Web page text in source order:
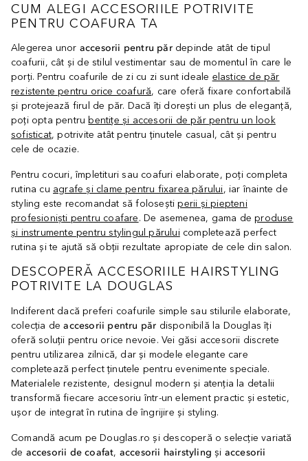
CUM ALEGI ACCESORIILE POTRIVITE
PENTRU COAFURA TA
Alegerea unor accesorii pentru părdepinde atât de tipul
coafurii, cât și de stilul vestimentar sau de momentul în care le
porți. Pentru coafurile de zi cu zi sunt ideale elastice de păr
rezistente pentru orice coafură, care oferă fixare confortabilă
și protejează firul de păr. Dacă îți dorești un plus de eleganță,
poți opta pentrubentițe și accesorii de păr pentru un look
sofisticat, potrivite atât pentru ținutele casual, cât și pentru
cele de ocazie.
Pentru cocuri, împletituri sau coafuri elaborate, poți completa
rutina cu agrafe și clame pentru fixarea părului, iar înainte de
styling este recomandat să foloseștiperii și piepteni
profesioniști pentru coafare. De asemenea, gama deproduse
și instrumente pentru stylingul păruluicompletează perfect
rutina și te ajută să obții rezultate apropiate de cele din salon.
DESCOPERĂ ACCESORIILE HAIRSTYLING
POTRIVITE LA DOUGLAS
Indiferent dacă preferi coafurile simple sau stilurile elaborate,
colecția deaccesorii pentru păr disponibilă la Douglas îți
oferă soluții pentru orice nevoie. Vei găsi accesorii discrete
pentru utilizarea zilnică, dar și modele elegante care
completează perfect ținutele pentru evenimente speciale.
Materialele rezistente, designul modern și atenția la detalii
transformă fiecare accesoriu într-un element practic și estetic,
ușor de integrat în rutina de îngrijire și styling.
Comandă acum pe Douglas.ro și descoperă o selecție variată
de accesorii de coafat, accesorii hairstyling și accesorii